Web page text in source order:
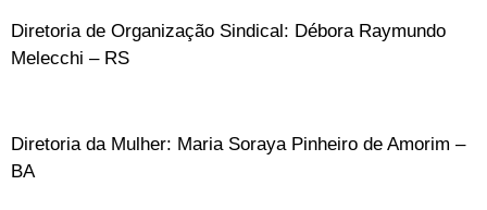
Diretoria de Organização Sindical: Débora Raymundo
Melecchi – RS
Diretoria da Mulher: Maria Soraya Pinheiro de Amorim –
BA